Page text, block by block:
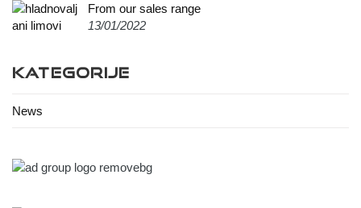
From our sales range
13/01/2022
KATEGORIJE
News